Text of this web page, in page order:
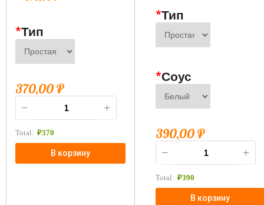
*Тип
370,00₽
Total: ₽370
В корзину
*Тип
*Соус
390,00₽
Total: ₽390
В корзину